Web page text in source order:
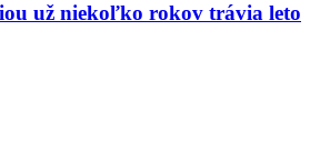
už niekoľko rokov trávia leto